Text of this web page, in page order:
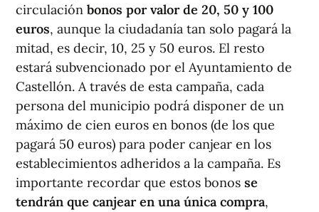
circulación bonos por valor de 20, 50 y 100
euros, aunque la ciudadanía tan solo pagará la
mitad, es decir, 10, 25 y 50 euros. El resto
estará subvencionado por el Ayuntamiento de
Castellón. A través de esta campaña, cada
persona del municipio podrá disponer de un
máximo de cien euros en bonos (de los que
pagará 50 euros) para poder canjear en los
establecimientos adheridos a la campaña. Es
importante recordar que estos bonos se
tendrán que canjear en una única compra,